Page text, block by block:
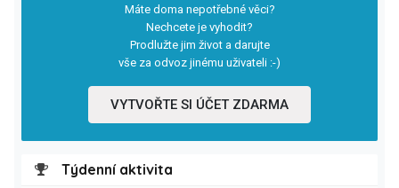
Máte doma nepotřebné věci?
Nechcete je vyhodit?
Prodlužte jim život a darujte
vše za odvoz jinému uživateli :-)
VYTVOŘTE SI ÚČET ZDARMA
Týdenní aktivita